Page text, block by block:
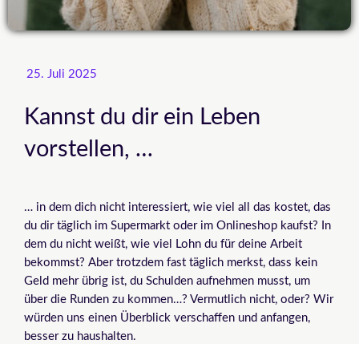
25. Juli 2025
Kannst du dir ein Leben
vorstellen, …
… in dem dich nicht interessiert, wie viel all das kostet, das
du dir täglich im Supermarkt oder im Onlineshop kaufst? In
dem du nicht weißt, wie viel Lohn du für deine Arbeit
bekommst? Aber trotzdem fast täglich merkst, dass kein
Geld mehr übrig ist, du Schulden aufnehmen musst, um
über die Runden zu kommen…? Vermutlich nicht, oder? Wir
würden uns einen Überblick verschaffen und anfangen,
besser zu haushalten.